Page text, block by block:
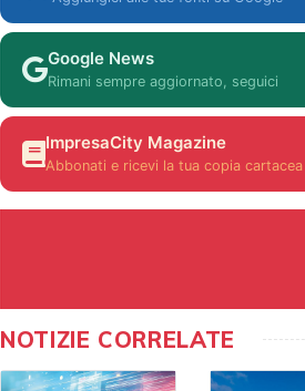
Google News
Rimani sempre aggiornato, seguici
ImpresaCity Magazine
Abbonati e ricevi la tua copia cartacea
NOTIZIE CORRELATE